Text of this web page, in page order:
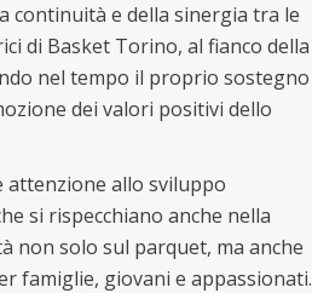
continuità e della sinergia tra le
di Basket Torino, al fianco della
nel tempo il proprio sostegno
dei valori positivi dello
attenzione allo sviluppo
si rispecchiano anche nella
non solo sul parquet, ma anche
famiglie, giovani e appassionati.